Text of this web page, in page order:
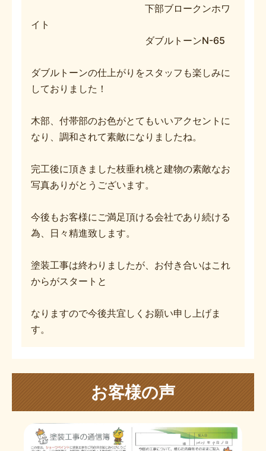
下部ブロークンホワ
イト
ダブルトーンN-65
ダブルトーンの仕上がりをスタッフも楽しみに
しておりました！
木部、付帯部のお色がとてもいいアクセントに
なり、調和されて素敵になりましたね。
完工後に頂きました枝垂れ桃と建物の素敵なお
写真ありがとうございます。
今後もお客様にご満足頂ける会社であり続ける
為、日々精進致します。
塗装工事は終わりましたが、お付き合いはこれ
からがスタートと
なりますので今後共宜しくお願い申し上げま
す。
お客様の声